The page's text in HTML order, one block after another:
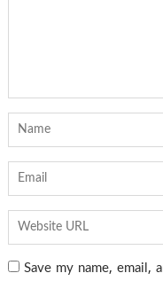
Save my name, email,